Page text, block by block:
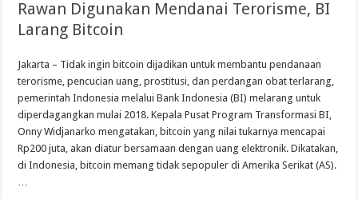
Rawan Digunakan Mendanai Terorisme, BI
Larang Bitcoin
Jakarta – Tidak ingin bitcoin dijadikan untuk membantu pendanaan
terorisme, pencucian uang, prostitusi, dan perdangan obat terlarang,
pemerintah Indonesia melalui Bank Indonesia (BI) melarang untuk
diperdagangkan mulai 2018. Kepala Pusat Program Transformasi BI,
Onny Widjanarko mengatakan, bitcoin yang nilai tukarnya mencapai
Rp200 juta, akan diatur bersamaan dengan uang elektronik. Dikatakan,
di Indonesia, bitcoin memang tidak sepopuler di Amerika Serikat (AS).
…